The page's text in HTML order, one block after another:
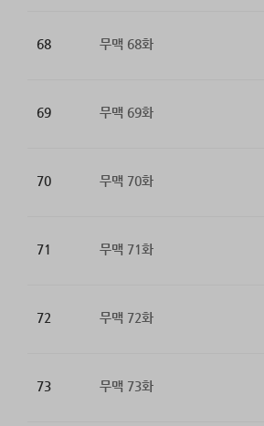
68 무맥 68화
69 무맥 69화
70 무맥 70화
71 무맥 71화
72 무맥 72화
73 무맥 73화